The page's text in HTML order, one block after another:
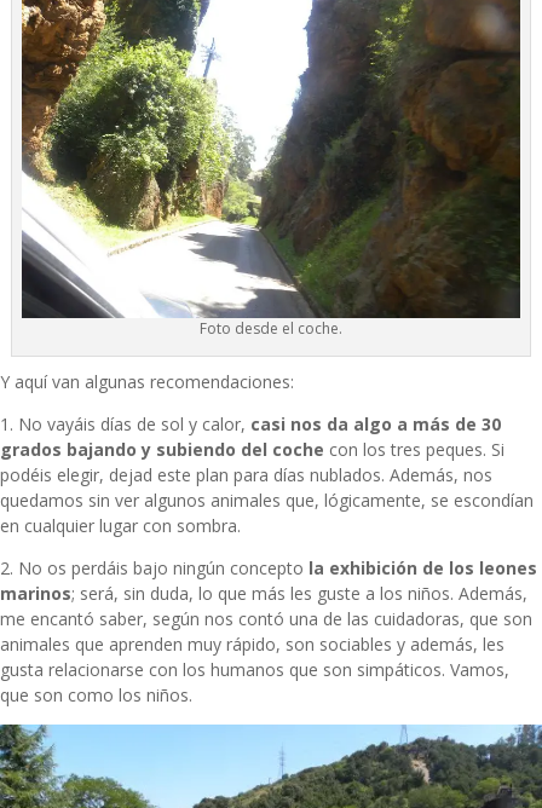
Foto desde el coche.
Y aquí van algunas recomendaciones:
1. No vayáis días de sol y calor, casi nos da algo a más de 30
grados bajando y subiendo del coche con los tres peques. Si
podéis elegir, dejad este plan para días nublados. Además, nos
quedamos sin ver algunos animales que, lógicamente, se escondían
en cualquier lugar con sombra.
2. No os perdáis bajo ningún concepto la exhibición de los leones
marinos; será, sin duda, lo que más les guste a los niños. Además,
me encantó saber, según nos contó una de las cuidadoras, que son
animales que aprenden muy rápido, son sociables y además, les
gusta relacionarse con los humanos que son simpáticos. Vamos,
que son como los niños.